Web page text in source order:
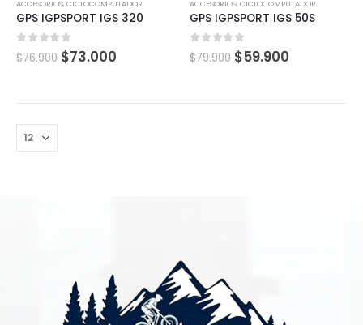
ACCESORIOS,CICLOCOMPUTADOR
GPS IGPSPORT IGS 320
0 out of 5
$76.900 $73.000
ACCESORIOS,CICLOCOMPUTADOR
GPS IGPSPORT IGS 50S
0 out of 5
$79.900 $59.900